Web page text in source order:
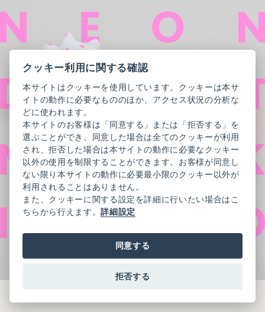
クッキー利用に関する確認
本サイトはクッキーを使用しています。クッキーは本サ
イトの動作に必要なもののほか、アクセス状況の分析な
どに使われます。
本サイトのお客様は「同意する」または「拒否する」を
選ぶことができ、同意した場合は全てのクッキーが利用
され、拒否した場合は本サイトの動作に必要なクッキー
以外の使用を制限することができます。お客様が同意し
ない限り本サイトの動作に必要最小限のクッキー以外が
利用されることはありません。
また、クッキーに関する設定を詳細に行いたい場合はこ
ちらから行えます。詳細設定
同意する
拒否する